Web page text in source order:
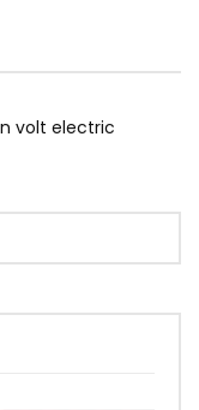
volt electric